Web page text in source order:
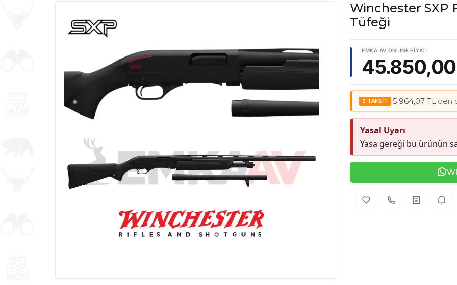
Winchester SXP
Tüfeği
5.964,07 TL'den
Yasal Uyarı
Yasa gereği bu ürünün